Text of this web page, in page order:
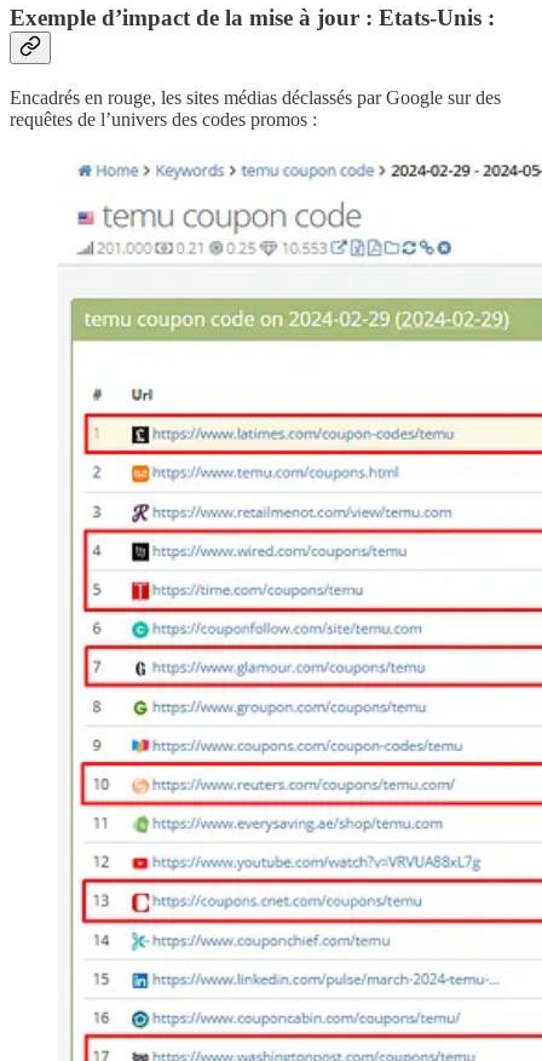
Exemple d’impact de la mise à jour : Etats-Unis :
Encadrés en rouge, les sites médias déclassés par Google sur des
requêtes de l’univers des codes promos :